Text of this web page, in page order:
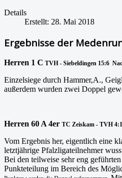
Details
Erstellt: 28. Mai 2018
Ergebnisse der
Herren 1 C TVH - Siebeldingen 15:6
Einzelsiege durch Hammer,A.,
außerdem wurden zwei Doppel
Herren 60 A 4er TC Zeiskam - TVH
Vom Ergebnis her, eigentlich eine
letztjährige Pfalzligateilnehmer
Bei den teilweise sehr eng
Punkteteilung im Bereich des